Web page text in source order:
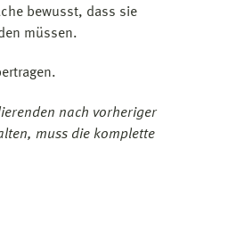
bewusst, dass sie
müssen.
nach vorheriger
muss die komplette